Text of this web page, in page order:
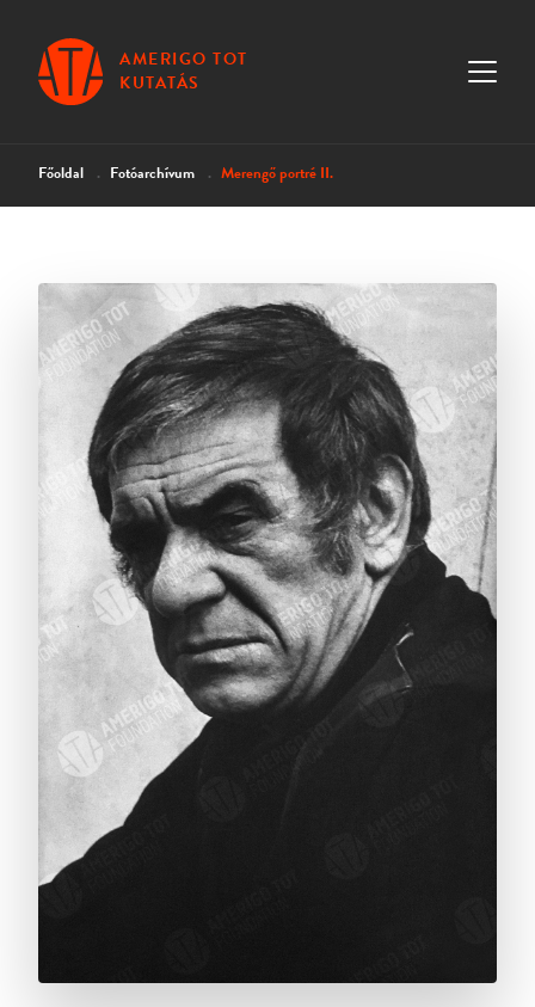
AMERIGO TOT
KUTATÁS
Főoldal Fotóarchívum Merengő portré II.